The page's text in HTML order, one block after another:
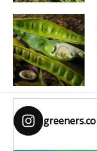
greeners.co